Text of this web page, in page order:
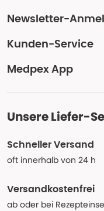
Newsletter-
Kunden-Service
Medpex App
Unsere Liefer-
Schneller Versand
oft innerhalb von 24 h
Versandkostenfrei
ab oder bei